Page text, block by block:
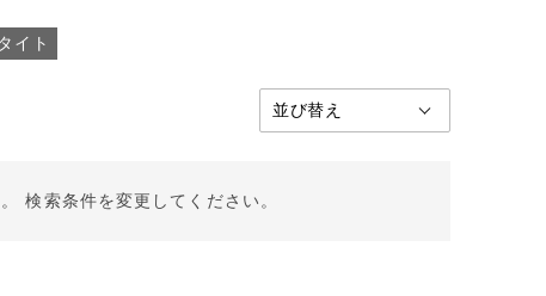
タイト
検索条件を変更してください。